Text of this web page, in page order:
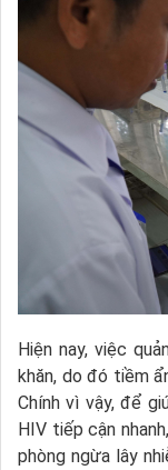
Hiện nay, việc
khăn, do đó tiềm
Chính vì vậy, để
HIV tiếp cận
phòng ngừa lây